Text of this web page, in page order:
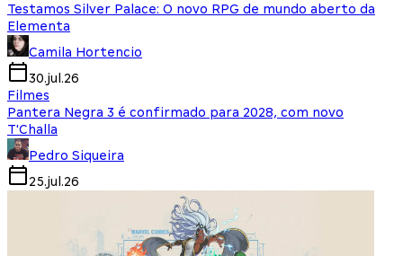
Testamos Silver Palace: O novo RPG de mundo aberto da
Elementa
Camila Hortencio
30.jul.26
Filmes
Pantera Negra 3 é confirmado para 2028, com novo
T'Challa
Pedro Siqueira
25.jul.26